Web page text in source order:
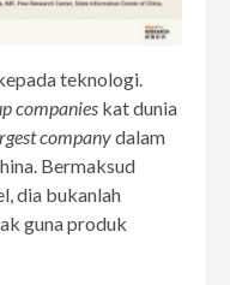
teknologi.
companies kat dunia
companydalam
Bermaksud
dia bukanlah
guna produk